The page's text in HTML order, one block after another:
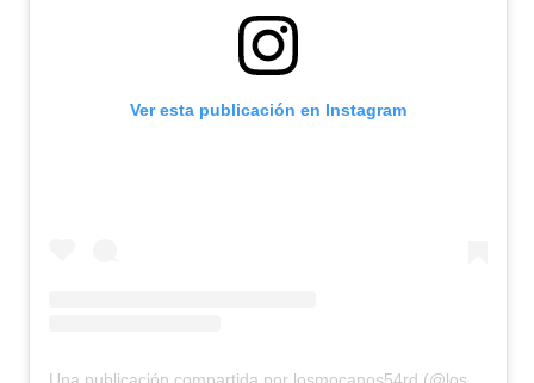
Ver esta publicación en Instagram